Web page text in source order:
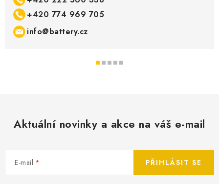
+420 774 969 705
info@battery.cz
Aktuální novinky a akce na váš e-mail
E-mail PŘIHLÁSIT SE